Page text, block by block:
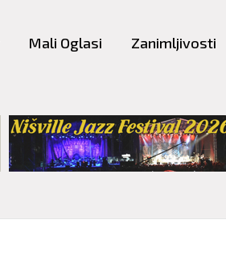
Mali Oglasi Zanimljivosti